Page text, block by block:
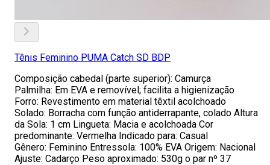
Tênis Feminino PUMA Catch SD BDP
Composição cabedal (parte superior): Camurça
Palmilha: Em EVA e removível; facilita a higienização
Forro: Revestimento em material têxtil acolchoado
Solado: Borracha com função antiderrapante, colado Altura
da Sola: 1 cm Lingueta: Macia e acolchoada Cor
predominante: Vermelha Indicado para: Casual
Gênero: Feminino Entressola: 100% EVA Origem: Nacional
Ajuste: Cadarço Peso aproximado: 530g o par nº 37